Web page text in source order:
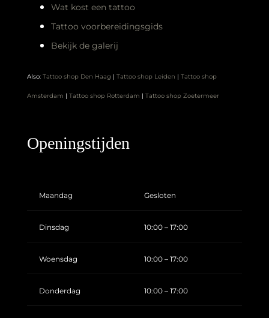
Wat kost een tattoo
Tattoo voorbereidingsgids
Bekijk de galerij
Also: Tattoo shop Den Haag | Tattoo shop Leiden | Tattoo shop
Amsterdam | Tattoo shop Rotterdam | Tattoo shop Zoetermeer
Openingstijden
Maandag Gesloten
Dinsdag 10:00 – 17:00
Woensdag 10:00 – 17:00
Donderdag 10:00 – 17:00